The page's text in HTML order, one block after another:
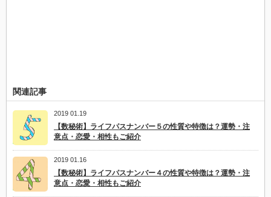
関連記事
2019 01.19
【数秘術】ライフパスナンバー５の性質や特徴は？運勢・注
意点・恋愛・相性もご紹介
2019 01.16
【数秘術】ライフパスナンバー４の性質や特徴は？運勢・注
意点・恋愛・相性もご紹介